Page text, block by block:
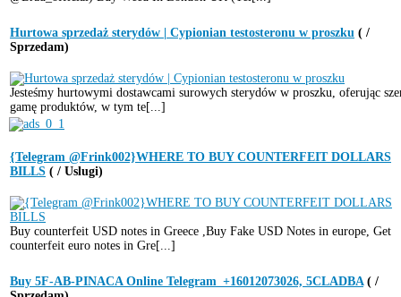
Hurtowa sprzedaż sterydów | Cypionian testosteronu w proszku ( /
Sprzedam)
Jesteśmy hurtowymi dostawcami surowych sterydów w proszku, oferując
gamę produktów, w tym te[...]
{Telegram @Frink002}WHERE TO BUY COUNTERFEIT DOLLARS
BILLS ( / Uslugi)
Buy counterfeit USD notes in Greece ,Buy Fake USD Notes in europe, Get
counterfeit euro notes in Gre[...]
Buy 5F-AB-PINACA Online Telegram_+16012073026, 5CLADBA ( /